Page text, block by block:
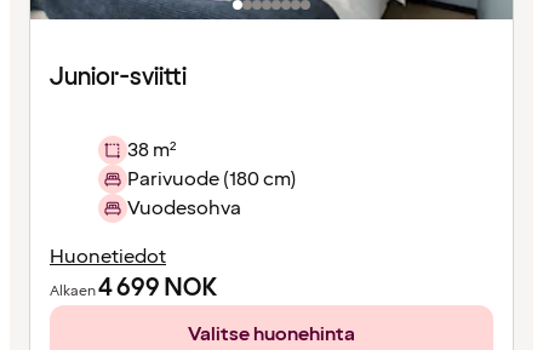
Junior-sviitti
38 m²
Parivuode (180 cm)
Vuodesohva
Huonetiedot
Alkaen4 699NOK
Valitse huonehinta